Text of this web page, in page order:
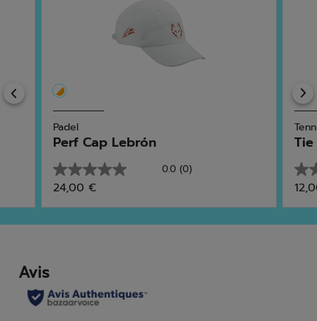
Previous
Padel
Perf Cap Lebrón
0.0 (0)
0.0
sur
5
étoiles.
24,00 €
0.0
sur
5